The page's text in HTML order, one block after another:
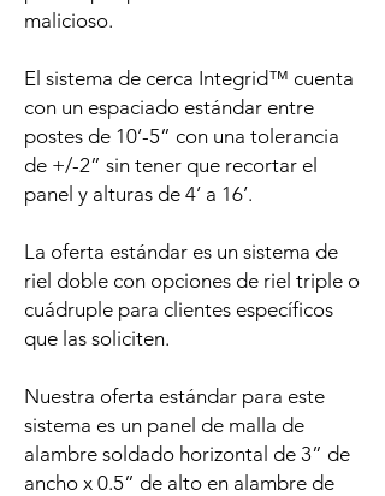
malicioso.
El sistema de cerca Integrid™ cuenta
con un espaciado estándar entre
postes de 10’-5” con una tolerancia
de +/-2” sin tener que recortar el
panel y alturas de 4’ a 16’.
La oferta estándar es un sistema de
riel doble con opciones de riel triple o
cuádruple para clientes específicos
que las soliciten.
Nuestra oferta estándar para este
sistema es un panel de malla de
alambre soldado horizontal de 3” de
ancho x 0.5” de alto en alambre de